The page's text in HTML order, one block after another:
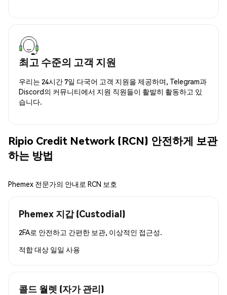
최고 수준의 고객 지원
우리는 24시간 7일 다국어 고객 지원을 제공하며, Telegram과
Discord의 커뮤니티에서 지원 직원들이 활발히 활동하고 있
습니다.
Ripio Credit Network (RCN) 안전하게 보관
하는 방법
Phemex 전문가의 안내로 RCN 보호
Phemex 지갑 (Custodial)
2FA로 안전하고 간편한 보관, 이상적인 접근성.
적합 대상 일일 사용
콜드 월렛 (자가 관리)